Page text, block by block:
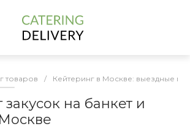
товаров / Кейтеринг в Москве: выездные
закусок на банкет и